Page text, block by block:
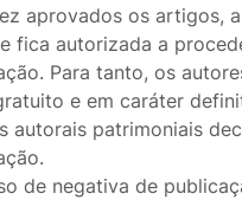
aprovados os artigos,
fica autorizada a
Para tanto, os
e em caráter
autorais patrimoniais
de negativa de